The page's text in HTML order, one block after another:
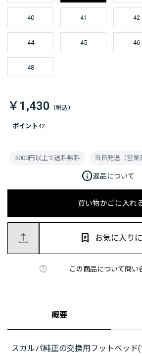
ポイント42
40 41 42
44 45 46
48
￥1,430
買い物かごに入れ
この商品について問い
お気に入り
5000円以上で送料無料 当日発送（営業
info返品について
概要
スカルパ純正の交換用フットベッド